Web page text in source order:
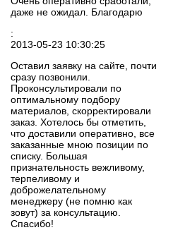
даже не ожидал. Благодарю
:
2013-05-23 10:30:25
Оставил заявку на сайте, почти
сразу позвонили.
Проконсультировали по
оптимальному подбору
материалов, скорректировали
заказ. Хотелось бы отметить,
что доставили оперативно, все
заказанные мною позиции по
списку. Большая
признательность вежливому,
терпеливому и
доброжелательному
менеджеру (не помню как
зовут) за консультацию.
Спасибо!